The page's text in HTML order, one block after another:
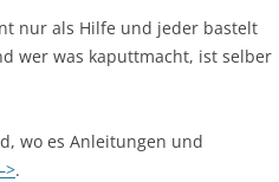
nur als Hilfe und jeder bastelt
wer was kaputtmacht, ist selber
wo es Anleitungen und
.